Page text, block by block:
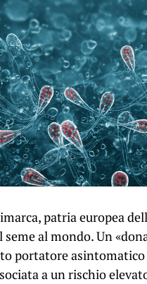
patria europea
al mondo. Un
portatore
a un rischio